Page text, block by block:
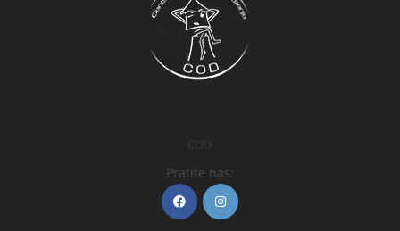
Pratite nas: